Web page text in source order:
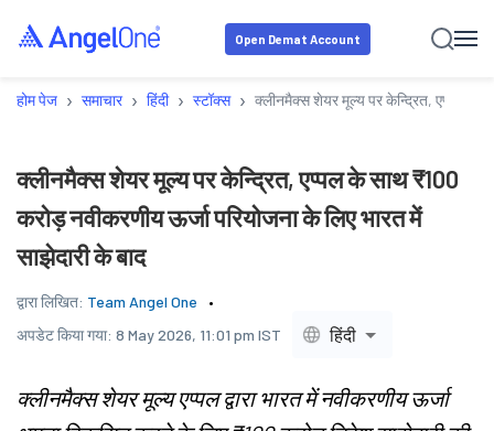
Open Demat Account
होम पेज › समाचार › हिंदी › स्टॉक्स › क्लीनमैक्स शेयर मूल्य पर केन्द्रित, एप्पल के
क्लीनमैक्स शेयर मूल्य पर केन्द्रित, एप्पल के साथ ₹100
करोड़ नवीकरणीय ऊर्जा परियोजना के लिए भारत में
साझेदारी के बाद
द्वारा लिखित: Team Angel One
अपडेट किया गया: 8 May 2026, 11:01 pm IST हिंदी
क्लीनमैक्स शेयर मूल्य एप्पल द्वारा भारत में नवीकरणीय ऊर्जा